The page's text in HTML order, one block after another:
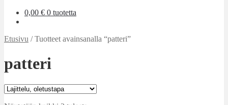
0,00 € 0 tuotetta
Etusivu /Tuotteet avainsanalla “patteri”
patteri